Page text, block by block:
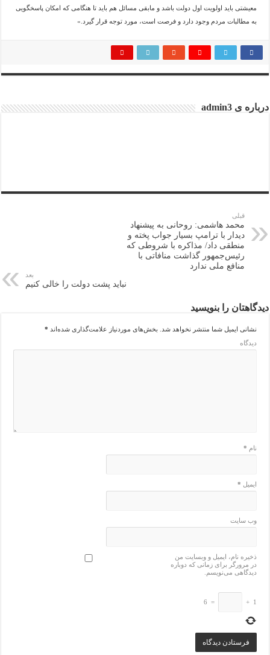
معیشتی باید اولویت اول دولت باشد و مابقی مسائل هم باید تا هنگامی که امکان پاسخگویی
به مطالبات مردم وجود دارد و فرصت است، مورد توجه قرار گیرد.»
درباره ی admin3
قبلی
محمد هاشمی: روحانی به پیشنهاد
دیدار با ترامپ بسیار جواب پخته و
منطقی داد/ مذاکره با شروطی که
رئیس‌جمهور گذاشت منافاتی با
منافع ملی ندارد
بعد
نباید پشت دولت را خالی کنیم
دیدگاهتان را بنویسید
نشانی ایمیل شما منتشر نخواهد شد. بخش‌های موردنیاز علامت‌گذاری شده‌اند *
دیدگاه
نام *
ایمیل *
وب‌ سایت
ذخیره نام، ایمیل و وبسایت من
در مرورگر برای زمانی که دوباره
دیدگاهی می‌نویسم.
1
+
=
6